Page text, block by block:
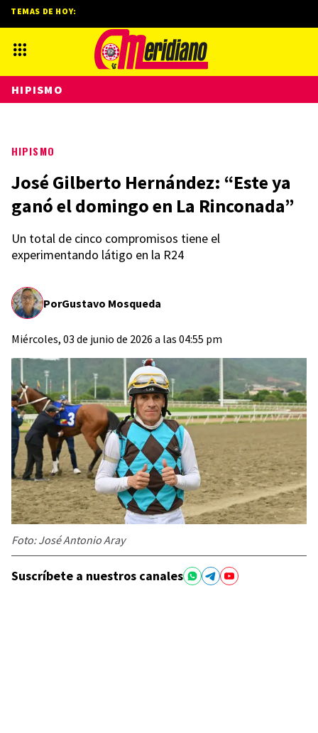
HIPISMO
José Gilberto Hernández: “Este ya
ganó el domingo en La Rinconada”
Un total de cinco compromisos tiene el
experimentando látigo en la R24
PorGustavo Mosqueda
Miércoles, 03 de junio de 2026 a las 04:55 pm
Foto: José Antonio Aray
Suscríbete a nuestros canales
TEMAS DE HOY:
HIPISMO